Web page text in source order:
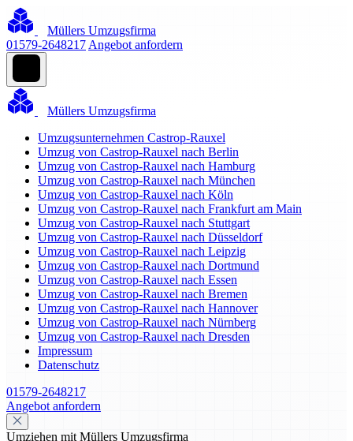
Müllers Umzugsfirma
01579-2648217 Angebot anfordern
Müllers Umzugsfirma
Umzugsunternehmen Castrop-Rauxel
Umzug von Castrop-Rauxel nach Berlin
Umzug von Castrop-Rauxel nach Hamburg
Umzug von Castrop-Rauxel nach München
Umzug von Castrop-Rauxel nach Köln
Umzug von Castrop-Rauxel nach Frankfurt am Main
Umzug von Castrop-Rauxel nach Stuttgart
Umzug von Castrop-Rauxel nach Düsseldorf
Umzug von Castrop-Rauxel nach Leipzig
Umzug von Castrop-Rauxel nach Dortmund
Umzug von Castrop-Rauxel nach Essen
Umzug von Castrop-Rauxel nach Bremen
Umzug von Castrop-Rauxel nach Hannover
Umzug von Castrop-Rauxel nach Nürnberg
Umzug von Castrop-Rauxel nach Dresden
Impressum
Datenschutz
01579-2648217
Angebot anfordern
Umziehen mit Müllers Umzugsfirma